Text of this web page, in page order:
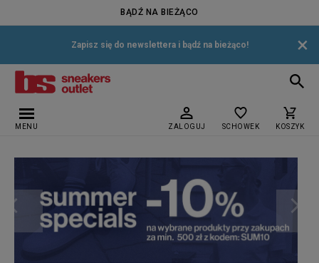
BĄDŹ NA BIEŻĄCO
Zapisz się do newslettera i bądź na bieżąco! ×
MENU ZALOGUJ SCHOWEK KOSZYK